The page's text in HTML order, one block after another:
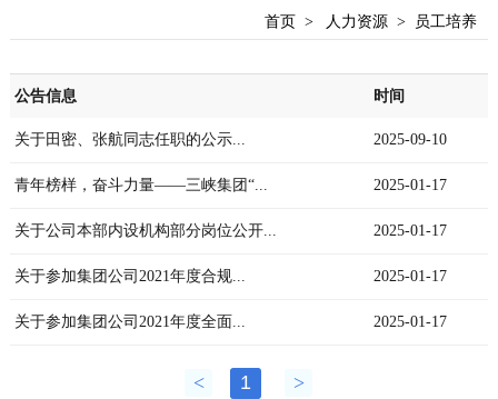
首页 > 人力资源 > 员工培养
公告信息 时间
关于田密、张航同志任职的公示... 2025-09-10
青年榜样，奋斗力量——三峡集团“... 2025-01-17
关于公司本部内设机构部分岗位公开... 2025-01-17
关于参加集团公司2021年度合规... 2025-01-17
关于参加集团公司2021年度全面... 2025-01-17
< 1 >